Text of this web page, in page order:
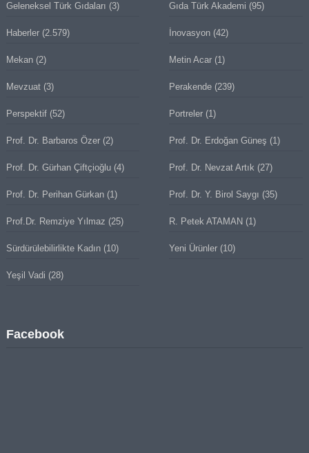
Geleneksel Türk Gıdaları (3) Gıda Türk Akademi (95)
Haberler(2.579) İnovasyon (42)
Mekan(2) Metin Acar (1)
Mevzuat(3) Perakende (239)
Perspektif(52) Portreler (1)
Prof. Dr. Barbaros Özer(2) Prof. Dr. Erdoğan Güneş (1)
Prof. Dr. Gürhan Çiftçioğlu(4) Prof. Dr. Nevzat Artık (27)
Prof. Dr. Perihan Gürkan(1) Prof. Dr. Y. Birol Saygı (35)
Prof.Dr. Remziye Yılmaz (25) R. Petek ATAMAN (1)
Sürdürülebilirlikte Kadın(10) Yeni Ürünler (10)
Yeşil Vadi (28)
Facebook